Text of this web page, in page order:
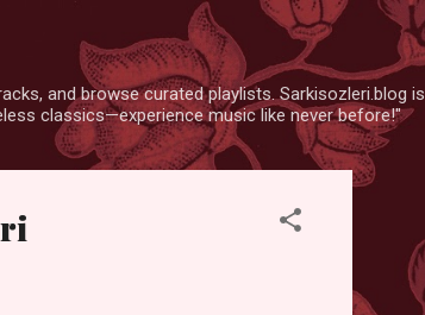
and browse curated playlists. Sarkisozleri.blog is
classics—experience music like never before!"